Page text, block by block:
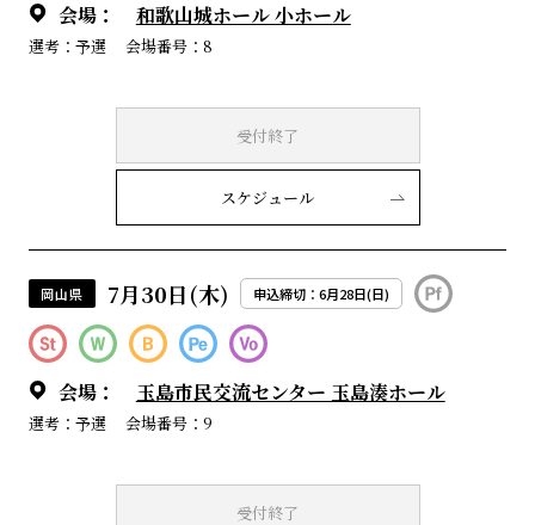
会場： 和歌山城ホール 小ホール
選考：予選 会場番号：8
受付終了
スケジュール
岡山県 7月30日(木) 申込締切：6月28日(日)
会場： 玉島市民交流センター 玉島湊ホール
選考：予選 会場番号：9
受付終了